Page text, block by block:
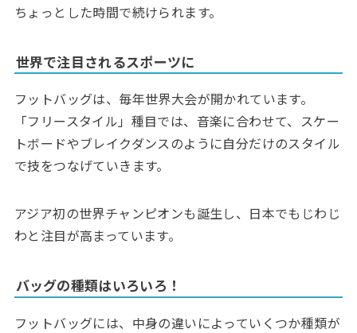
ちょっとした時間で続けられます。
世界で注目されるスポーツに
フットバッグは、毎年世界大会が開かれています。
「フリースタイル」種目では、音楽に合わせて、スケー
トボードやブレイクダンスのように自分だけのスタイル
で技をつなげていきます。
アジア初の世界チャンピオンも誕生し、日本でもじわじ
わと注目が高まっています。
バッグの種類はいろいろ！
フットバッグには、中身の違いによっていくつか種類が